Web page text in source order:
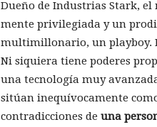
Dueño de Industrias Stark, el
mente privilegiada y un
multimillonario, un playboy.
Ni siquiera tiene poderes
una tecnología muy
sitúan inequívocamente
contradicciones de una